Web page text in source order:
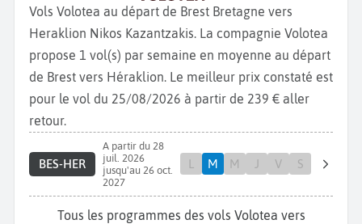
Vols Volotea au départ de Brest Bretagne vers
Heraklion Nikos Kazantzakis. La compagnie Volotea
propose 1 vol(s) par semaine en moyenne au départ
de Brest vers Héraklion. Le meilleur prix constaté est
pour le vol du 25/08/2026 à partir de 239 € aller
retour.
BES-HER
A partir du 28
juil. 2026
jusqu'au 26 oct.
2027
L M M J V S
Tous les programmes des vols Volotea vers